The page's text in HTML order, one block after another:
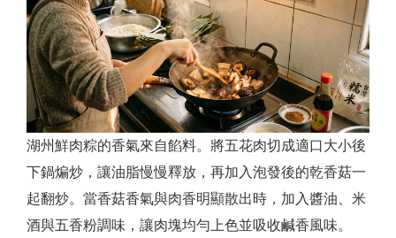
湖州鮮肉粽的香氣來自餡料。將五花肉切成適口大小後
下鍋煸炒，讓油脂慢慢釋放，再加入泡發後的乾香菇一
起翻炒。當香菇香氣與肉香明顯散出時，加入醬油、米
酒與五香粉調味，讓肉塊均勻上色並吸收鹹香風味。